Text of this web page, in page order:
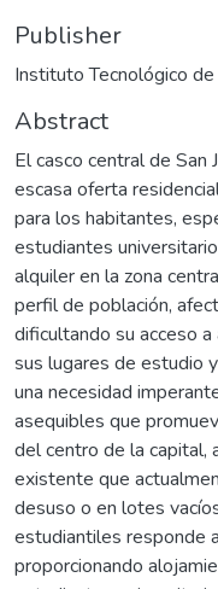
Publisher
Instituto Tecnológico de
Abstract
El casco central de San
escasa oferta
para los habitantes,
estudiantes
alquiler en la zona
perfil de población,
dificultando su acceso
sus lugares de estudio
una necesidad
asequibles que
del centro de la capital,
existente que
desuso o en lotes
estudiantiles responde
proporcionando